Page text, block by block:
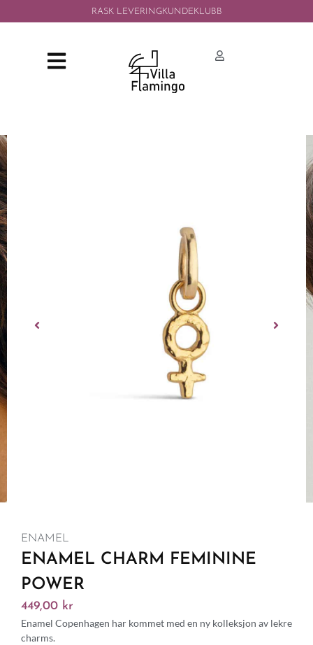
RASK LEVERINGKUNDEKLUBB
ENAMEL
ENAMEL CHARM FEMININE
POWER
449,00 kr
Enamel Copenhagen har kommet med en ny kolleksjon av lekre
charms.